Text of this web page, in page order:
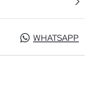
WHATSAPP